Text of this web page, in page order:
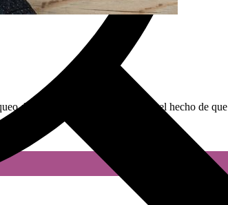
de escritor”. Resulta paradójico el hecho de que